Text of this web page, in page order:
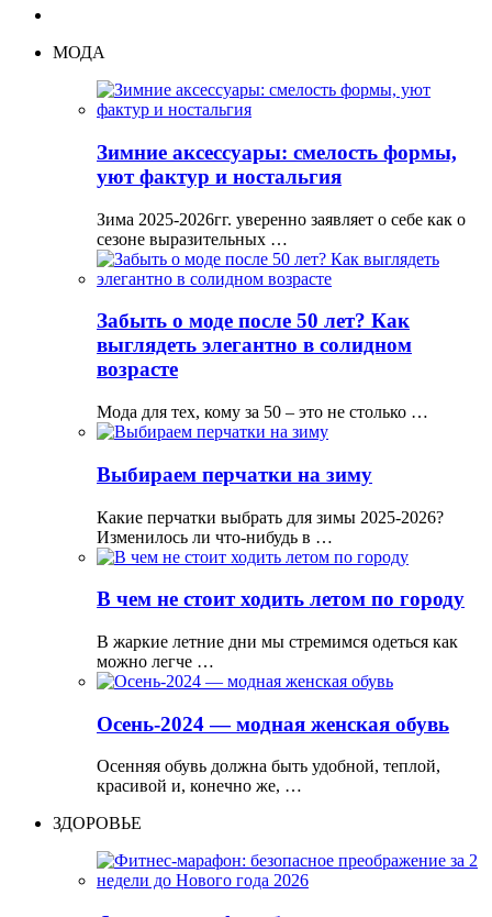
МОДА
Зимние аксессуары: смелость формы,
уют фактур и ностальгия
Зима 2025-2026гг. уверенно заявляет о себе как о
сезоне выразительных …
Забыть о моде после 50 лет? Как
выглядеть элегантно в солидном
возрасте
Мода для тех, кому за 50 – это не столько …
Выбираем перчатки на зиму
Какие перчатки выбрать для зимы 2025-2026?
Изменилось ли что-нибудь в …
В чем не стоит ходить летом по городу
В жаркие летние дни мы стремимся одеться как
можно легче …
Осень-2024 — модная женская обувь
Осенняя обувь должна быть удобной, теплой,
красивой и, конечно же, …
ЗДОРОВЬЕ